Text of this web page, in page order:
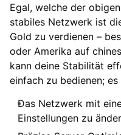
Egal, welche der
stabiles Netzwerk ist
Gold zu verdienen –
oder Amerika auf
kann deine Stabilität
einfach zu bedienen; es
Das Netzwerk mit
Einstellungen zu